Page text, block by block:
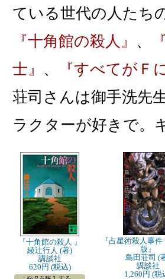
ている世代の人たち
『十角館の殺人』 、
士』 、
『すべてがＦ
荘司さんは御手洗先
ラクターが好きで。
『十角館の殺人 』
綾辻行人 (著)
講談社
620円 (税込)
『占星術殺人事
版』
島田荘司 (
講談社
1,260円 (税